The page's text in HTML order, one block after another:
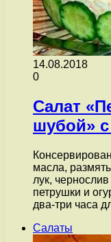
14.08.2018
0
Салат
шубой»
масла,
лук,
петрушки и
два-три часа
Салаты